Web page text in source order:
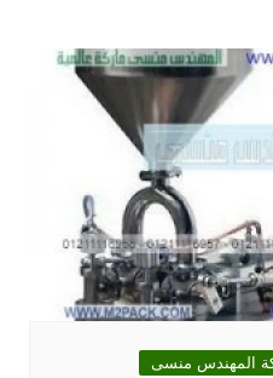
المهندس منسى